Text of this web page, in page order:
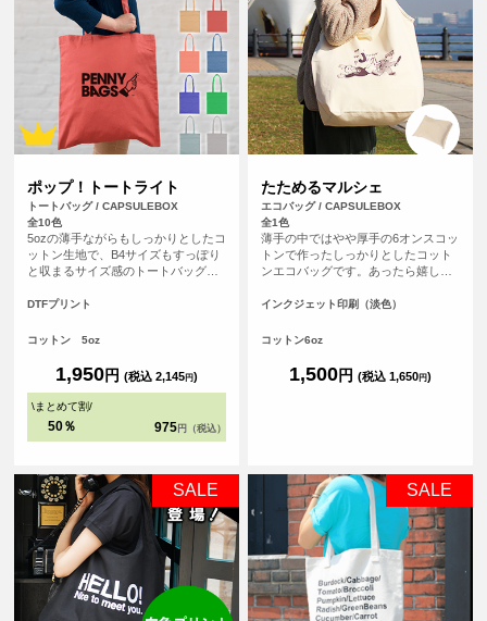
ポップ！トートライト
トートバッグ / CAPSULEBOX
全10色
5ozの薄手ながらもしっかりとしたコ
ットン生地で、B4サイズもすっぽり
と収まるサイズ感のトートバッグで
ットタイプのトートバッグなので書
も持ち歩きにも便利なトートバッ
ゆったりかけて手を塞がず、老若男
女問わずご使用いただけます。
DTFプリント
コットン 5oz
1,950円 (税込 2,145円)
\まとめて割/
50％ 975 円（税込）
たためるマルシェ
エコバッグ / CAPSULEBOX
全1色
薄手の中ではやや厚手の6オンスコッ
トンで作ったしっかりとしたコット
ンエコバッグです。あったら嬉しい
ケットに入れればコンパクトにする
り、とてもしっかりとしたエコバッ
からフルカラープリントでオリジナ
ルエコバッグを作ることができま
インクジェット印刷（淡色）
コットン6oz
1,500円 (税込 1,650円)
SALE SALE